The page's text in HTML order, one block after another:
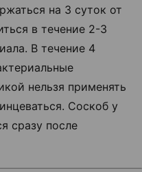
на 3 суток от
в течение 2-3
В течение 4
нельзя применять
Соскоб у
сразу после